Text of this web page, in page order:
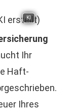
KI
Ihr
Haft­
Ihres